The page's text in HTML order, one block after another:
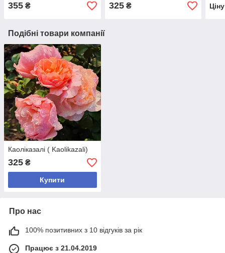
355 ₴ 325₴
Подібні товари компанії
Каоліказалі ( Kaolikazali)
325 ₴
Купити
Про нас
100% позитивних з 10 відгуків за рік
Працює з 21.04.2019